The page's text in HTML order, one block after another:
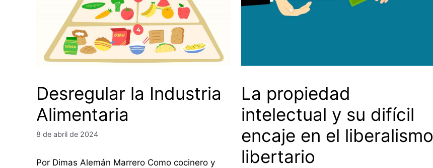
Desregular la Industria
Alimentaria
8 de abril de 2024
Por Dimas Alemán Marrero Como cocinero y
La propiedad
intelectual y su difícil
encaje en el liberalismo
libertario